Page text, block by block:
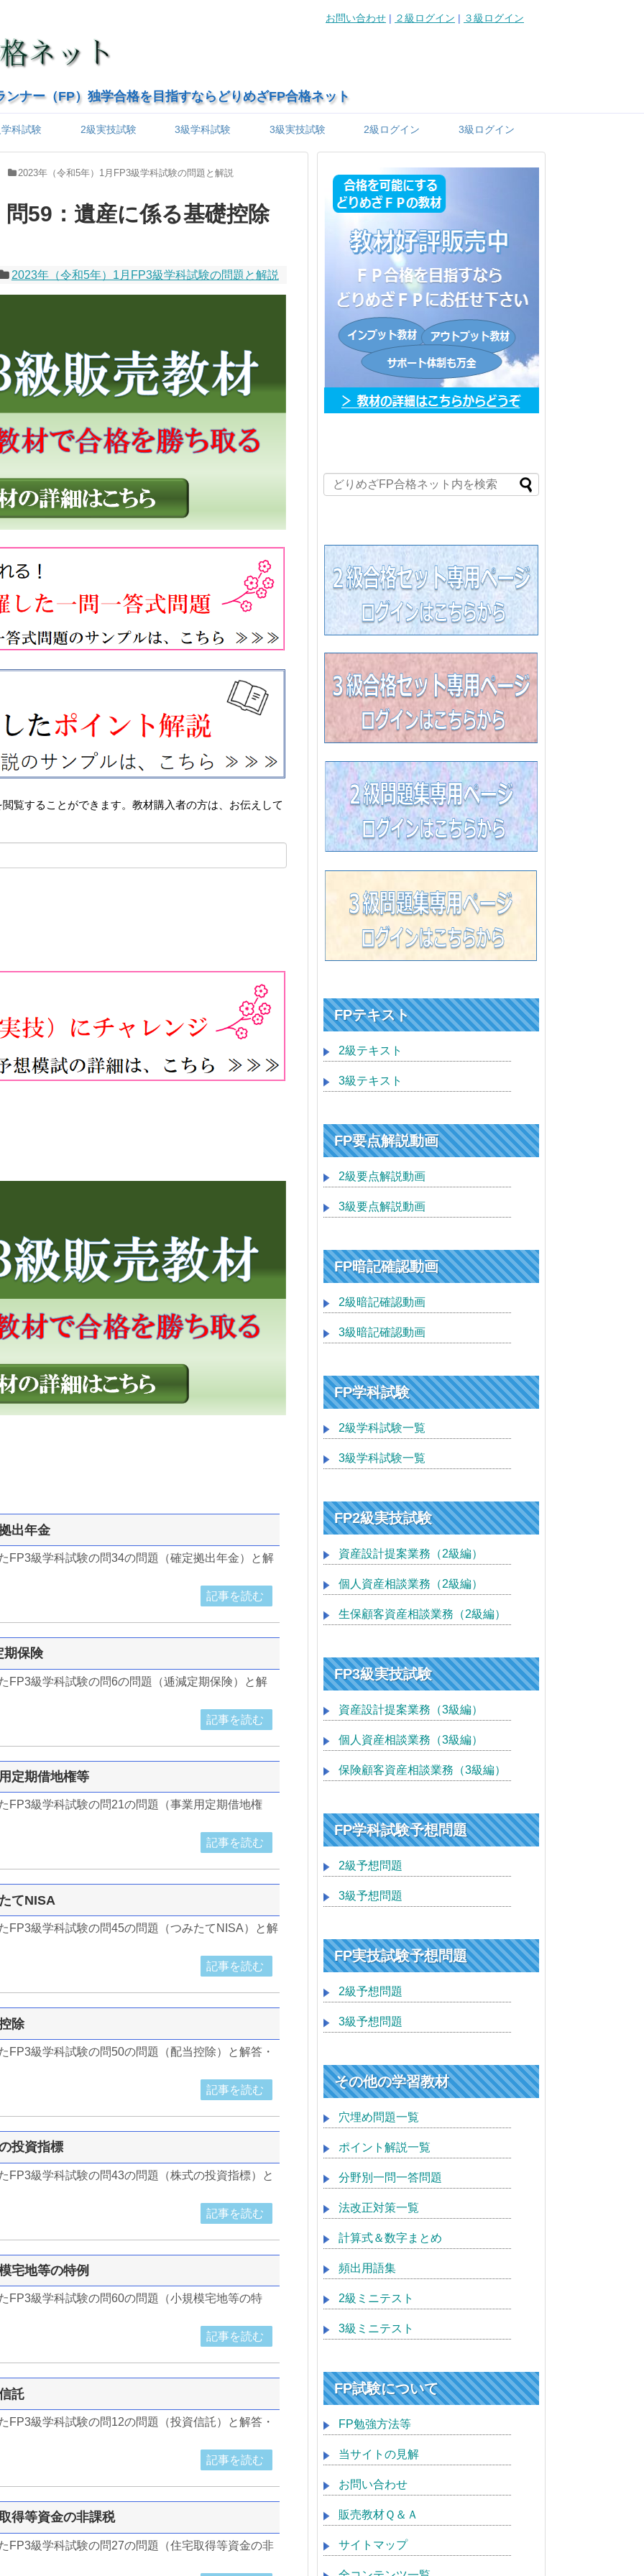
ナー（FP）独学合格を目指すならどりめざFP合格ネット
お問い合わせ | ２級ログイン | ３級ログイン
科試験 2級実技試験 3級学科試験 3級実技試験 2級ログイン 3級ログイン
2023年（令和5年）1月FP3級学科試験の問題と解説
59：遺産に係る基礎控除
2023年（令和5年）1月FP3級学科試験の問題と解説
覧することができます。教材購入者の方は、お伝えして
出年金
FP3級学科試験の問34の問題（確定拠出年金）と解
記事を読む
期保険
FP3級学科試験の問6の問題（逓減定期保険）と解
記事を読む
定期借地権等
FP3級学科試験の問21の問題（事業用定期借地権
記事を読む
てNISA
FP3級学科試験の問45の問題（つみたてNISA）と解
記事を読む
除
FP3級学科試験の問50の問題（配当控除）と解答・
記事を読む
投資指標
FP3級学科試験の問43の問題（株式の投資指標）と
記事を読む
宅地等の特例
FP3級学科試験の問60の問題（小規模宅地等の特
記事を読む
託
FP3級学科試験の問12の問題（投資信託）と解答・
記事を読む
得等資金の非課税
FP3級学科試験の問27の問題（住宅取得等資金の非
FPテキスト
2級テキスト
3級テキスト
FP要点解説動画
2級要点解説動画
3級要点解説動画
FP暗記確認動画
2級暗記確認動画
3級暗記確認動画
FP学科試験
2級学科試験一覧
3級学科試験一覧
FP2級実技試験
資産設計提案業務（2級編）
個人資産相談業務（2級編）
生保顧客資産相談業務（2級編）
FP3級実技試験
資産設計提案業務（3級編）
個人資産相談業務（3級編）
保険顧客資産相談業務（3級編）
FP学科試験予想問題
2級予想問題
3級予想問題
FP実技試験予想問題
2級予想問題
3級予想問題
その他の学習教材
穴埋め問題一覧
ポイント解説一覧
分野別一問一答問題
法改正対策一覧
計算式＆数字まとめ
頻出用語集
2級ミニテスト
3級ミニテスト
FP試験について
FP勉強方法等
当サイトの見解
お問い合わせ
販売教材Ｑ＆Ａ
サイトマップ